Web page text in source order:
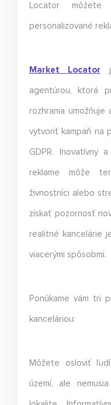
Locator môžete
personalizované
Market Locator
agentúrou, ktorá
rozhrania umožňuje
vytvoriť kampaň na
GDPR. Inovatívny
reklame môže
živnostníci alebo
získať pozornosť
realitné kancelárie
viacerými spôsobmi.
Ponúkame vám tri
kanceláriou:
Môžete osloviť
území, ale